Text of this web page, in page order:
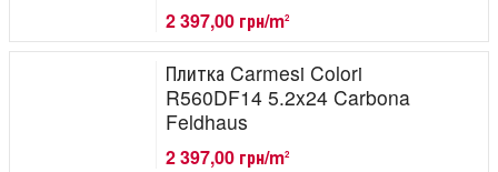
2 397,00 грн/m2
Плитка Carmesi Colori
R560DF14 5.2x24 Carbona
Feldhaus
2 397,00 грн/m2